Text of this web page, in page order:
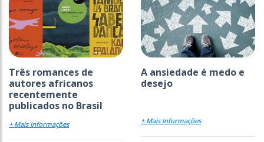
Três romances de
autores africanos
recentemente
publicados no Brasil
+ Mais Informações
A ansiedade é medo e
desejo
+ Mais Informações